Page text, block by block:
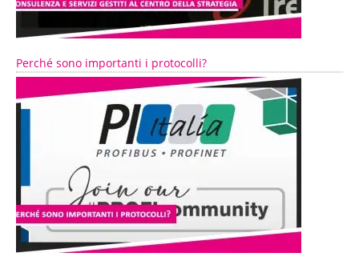
Perché sono importanti i protocolli?